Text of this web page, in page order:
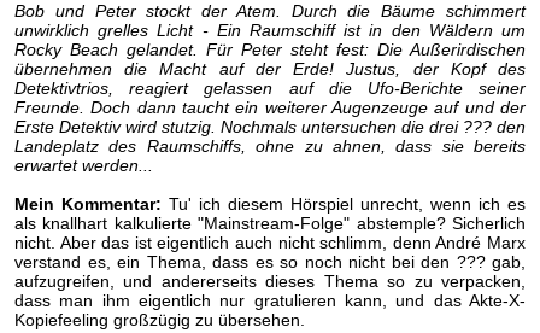
Bob und Peter stockt der Atem. Durch die Bäume schimmert
unwirklich grelles Licht - Ein Raumschiff ist in den Wäldern um
Rocky Beach gelandet. Für Peter steht fest: Die Außerirdischen
übernehmen die Macht auf der Erde! Justus, der Kopf des
Detektivtrios, reagiert gelassen auf die Ufo-Berichte seiner
Freunde. Doch dann taucht ein weiterer Augenzeuge auf und der
Erste Detektiv wird stutzig. Nochmals untersuchen die drei ??? den
Landeplatz des Raumschiffs, ohne zu ahnen, dass sie bereits
erwartet werden...
Mein Kommentar: Tu' ich diesem Hörspiel unrecht, wenn ich es
als knallhart kalkulierte "Mainstream-Folge" abstemple? Sicherlich
nicht. Aber das ist eigentlich auch nicht schlimm, denn André Marx
verstand es, ein Thema, dass es so noch nicht bei den ??? gab,
aufzugreifen, und andererseits dieses Thema so zu verpacken,
dass man ihm eigentlich nur gratulieren kann, und das Akte-X-
Kopiefeeling großzügig zu übersehen.